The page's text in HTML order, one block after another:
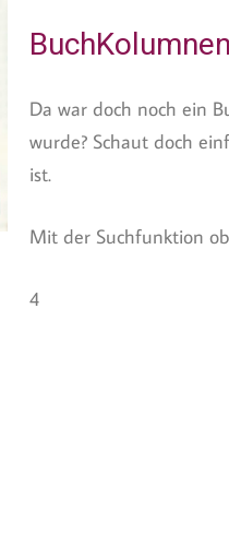
Da war doch noch ein
wurde? Schaut doch
ist.
Mit der Suchfunktion
4